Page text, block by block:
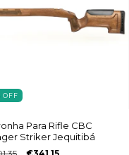
OFF
Para Rifle CBC
Striker Jequitibá